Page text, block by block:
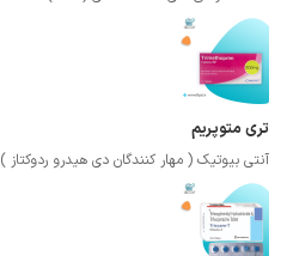
تری متوپریم
آنتی بیوتیک ( مهار کنندگان دی هیدرو ردوکتاز )